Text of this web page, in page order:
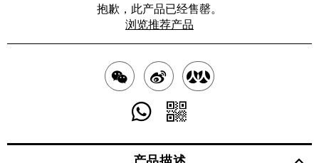
抱歉，此产品已经售罄。
浏览推荐产品
分
享
分
享
分
分
享 享